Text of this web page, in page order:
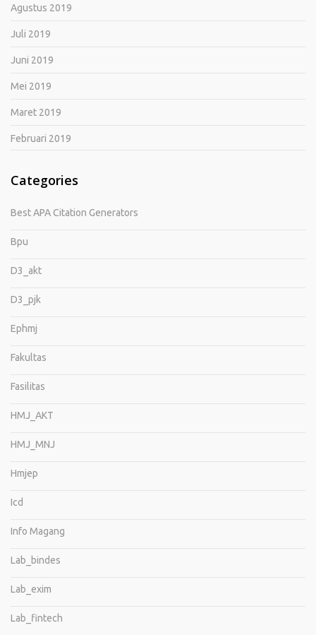
Agustus 2019
Juli 2019
Juni 2019
Mei 2019
Maret 2019
Februari 2019
Categories
Best APA Citation Generators
Bpu
D3_akt
D3_pjk
Ephmj
Fakultas
Fasilitas
HMJ_AKT
HMJ_MNJ
Hmjep
Icd
Info Magang
Lab_bindes
Lab_exim
Lab_fintech